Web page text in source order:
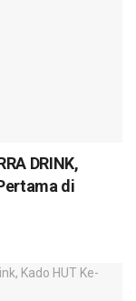
DRINK,
di